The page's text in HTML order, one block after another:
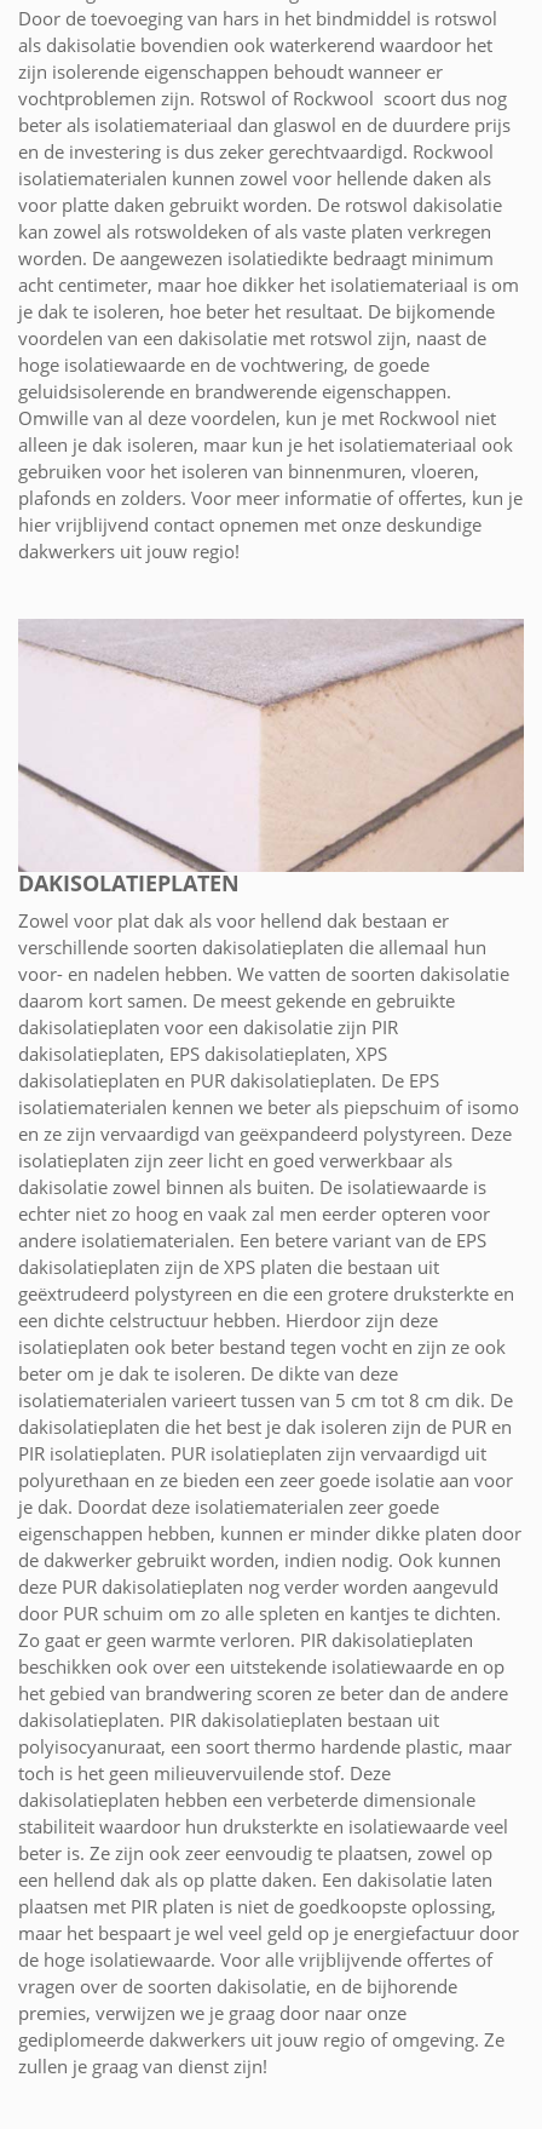
Door de toevoeging van hars in het bindmiddel is rotswol
als dakisolatie bovendien ook waterkerend waardoor het
zijn isolerende eigenschappen behoudt wanneer er
vochtproblemen zijn. Rotswol of Rockwool scoort dus nog
beter als isolatiemateriaal dan glaswol en de duurdere prijs
en de investering is dus zeker gerechtvaardigd. Rockwool
isolatiematerialen kunnen zowel voor hellende daken als
voor platte daken gebruikt worden. De rotswol dakisolatie
kan zowel als rotswoldeken of als vaste platen verkregen
worden. De aangewezen isolatiedikte bedraagt minimum
acht centimeter, maar hoe dikker het isolatiemateriaal is om
je dak te isoleren, hoe beter het resultaat. De bijkomende
voordelen van een dakisolatie met rotswol zijn, naast de
hoge isolatiewaarde en de vochtwering, de goede
geluidsisolerende en brandwerende eigenschappen.
Omwille van al deze voordelen, kun je met Rockwool niet
alleen je dak isoleren, maar kun je het isolatiemateriaal ook
gebruiken voor het isoleren van binnenmuren, vloeren,
plafonds en zolders. Voor meer informatie of offertes, kun je
hier vrijblijvend contact opnemen met onze deskundige
dakwerkers uit jouw regio!
DAKISOLATIEPLATEN
Zowel voor plat dak als voor hellend dak bestaan er
verschillende soorten dakisolatieplaten die allemaal hun
voor- en nadelen hebben. We vatten de soorten dakisolatie
daarom kort samen. De meest gekende en gebruikte
dakisolatieplaten voor een dakisolatie zijn PIR
dakisolatieplaten, EPS dakisolatieplaten, XPS
dakisolatieplaten en PUR dakisolatieplaten. De EPS
isolatiematerialen kennen we beter als piepschuim of isomo
en ze zijn vervaardigd van geëxpandeerd polystyreen. Deze
isolatieplaten zijn zeer licht en goed verwerkbaar als
dakisolatie zowel binnen als buiten. De isolatiewaarde is
echter niet zo hoog en vaak zal men eerder opteren voor
andere isolatiematerialen. Een betere variant van de EPS
dakisolatieplaten zijn de XPS platen die bestaan uit
geëxtrudeerd polystyreen en die een grotere druksterkte en
een dichte celstructuur hebben. Hierdoor zijn deze
isolatieplaten ook beter bestand tegen vocht en zijn ze ook
beter om je dak te isoleren. De dikte van deze
isolatiematerialen varieert tussen van 5 cm tot 8 cm dik. De
dakisolatieplaten die het best je dak isoleren zijn de PUR en
PIR isolatieplaten. PUR isolatieplaten zijn vervaardigd uit
polyurethaan en ze bieden een zeer goede isolatie aan voor
je dak. Doordat deze isolatiematerialen zeer goede
eigenschappen hebben, kunnen er minder dikke platen door
de dakwerker gebruikt worden, indien nodig. Ook kunnen
deze PUR dakisolatieplaten nog verder worden aangevuld
door PUR schuim om zo alle spleten en kantjes te dichten.
Zo gaat er geen warmte verloren. PIR dakisolatieplaten
beschikken ook over een uitstekende isolatiewaarde en op
het gebied van brandwering scoren ze beter dan de andere
dakisolatieplaten. PIR dakisolatieplaten bestaan uit
polyisocyanuraat, een soort thermo hardende plastic, maar
toch is het geen milieuvervuilende stof. Deze
dakisolatieplaten hebben een verbeterde dimensionale
stabiliteit waardoor hun druksterkte en isolatiewaarde veel
beter is. Ze zijn ook zeer eenvoudig te plaatsen, zowel op
een hellend dak als op platte daken. Een dakisolatie laten
plaatsen met PIR platen is niet de goedkoopste oplossing,
maar het bespaart je wel veel geld op je energiefactuur door
de hoge isolatiewaarde. Voor alle vrijblijvende offertes of
vragen over de soorten dakisolatie, en de bijhorende
premies, verwijzen we je graag door naar onze
gediplomeerde dakwerkers uit jouw regio of omgeving. Ze
zullen je graag van dienst zijn!